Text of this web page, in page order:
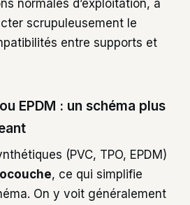
normales d’exploitation, à
scrupuleusement le
entre supports et
EPDM : un schéma plus
(PVC, TPO, EPDM)
, ce qui simplifie
On y voit généralement